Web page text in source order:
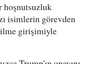
hoşnutsuzluk
isimlerin görevden
girişimiyle